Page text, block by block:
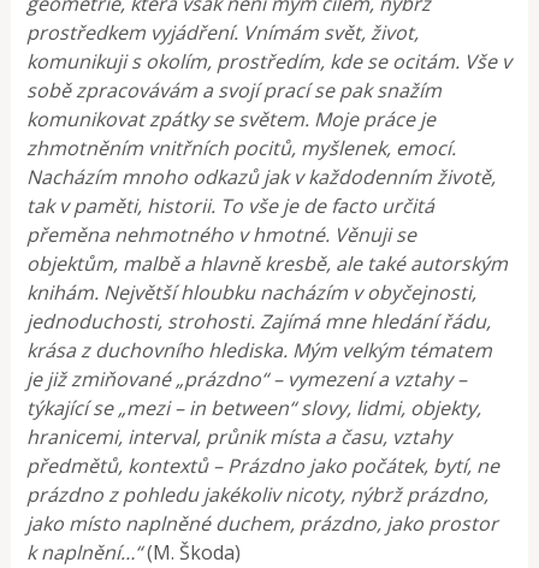
prostředkem vyjádření. Vnímám svět, život,
komunikuji s okolím, prostředím, kde se ocitám. Vše v
sobě zpracovávám a svojí prací se pak snažím
komunikovat zpátky se světem. Moje práce je
zhmotněním vnitřních pocitů, myšlenek, emocí.
Nacházím mnoho odkazů jak v každodenním životě,
tak v paměti, historii. To vše je de facto určitá
přeměna nehmotného v hmotné. Věnuji se
objektům, malbě a hlavně kresbě, ale také autorským
knihám. Největší hloubku nacházím v obyčejnosti,
jednoduchosti, strohosti. Zajímá mne hledání řádu,
krása z duchovního hlediska. Mým velkým tématem
je již zmiňované „prázdno“ – vymezení a vztahy –
týkající se „mezi – in between“ slovy, lidmi, objekty,
hranicemi, interval, průnik místa a času, vztahy
předmětů, kontextů – Prázdno jako počátek, bytí, ne
prázdno z pohledu jakékoliv nicoty, nýbrž prázdno,
jako místo naplněné duchem, prázdno, jako prostor
k naplnění…“(M. Škoda)